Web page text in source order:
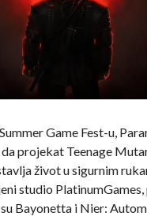
Game Fest-u,
projekat Teenage
život u sigurnim
studio
Bayonetta i Nier: